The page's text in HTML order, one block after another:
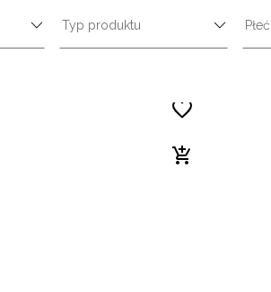
Typ produktu Płeć